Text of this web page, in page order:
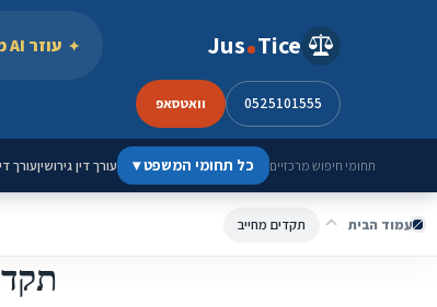
Jus Tice עוזר AI מיידי
0525101555 וואטסאפ
תחומי חיפוש מרכזיים כל תחומי המשפט▾ עורך דין גירושיןעורך
עמוד הבית תקדים מחייב